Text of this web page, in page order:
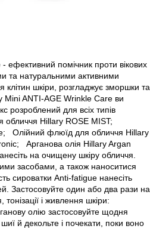
помічник проти вікових
та натуральними активними
шкіри, розгладжує зморшки та
Mini ANTI-AGE Wrinkle Care ви
розроблений для всіх типів
Hillary ROSE MIST;
Олійний флюїд для обличчя Hillary
Арганова олія Hillary Argan
на очищену шкіру обличчя.
засобами, а також наноситися
сироватки Anti-fatigue нанесіть
Застосовуйте один або два рази на
і живлення шкіри:
олію застосовуйте щодня
й декольте і почекати, поки воно